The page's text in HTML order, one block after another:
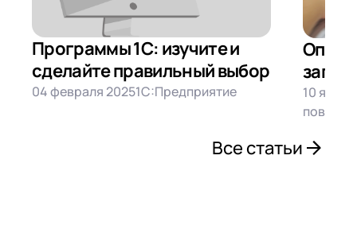
Программы 1С: изучите и
сделайте правильный выбор
04 февраля 20251С:Предприятие
10
Все статьи